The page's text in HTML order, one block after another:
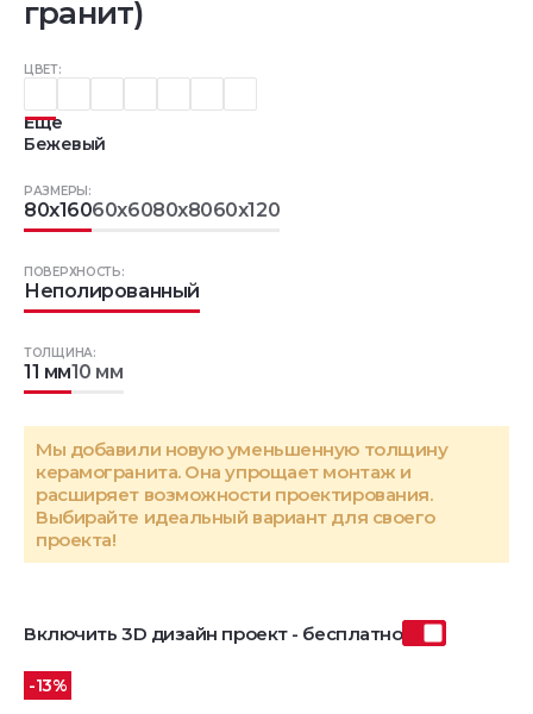
гранит)
ЦВЕТ:
Еще
Бежевый
РАЗМЕРЫ:
80x16060x6080x8060x120
ТОЛЩИНА:
11 мм10 мм
ПОВЕРХНОСТЬ:
Неполированный
Мы добавили новую уменьшенную толщину
керамогранита. Она упрощает монтаж и
расширяет возможности проектирования.
Выбирайте идеальный вариант для своего
проекта!
Включить 3D дизайн проект - бесплатно
-13%